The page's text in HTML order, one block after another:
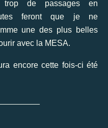
trop de passages en
feront que je ne
une des plus belles
avec la MESA.
encore cette fois-ci été